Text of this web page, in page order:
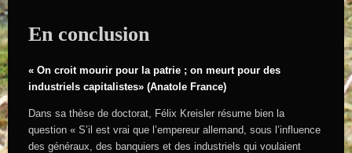
En conclusion
« On croit mourir pour la patrie ; on meurt pour des
industriels capitalistes» (Anatole France)
Dans sa thèse de doctorat, Félix Kreisler résume bien la
question « S’il est vrai que l’empereur allemand, sous l’influence
des généraux, des banquiers et des industriels qui voulaient